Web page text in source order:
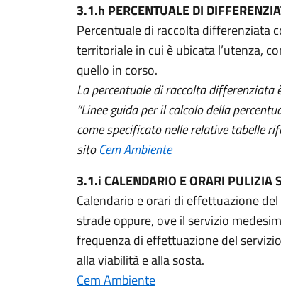
3.1.h PERCENTUALE DI
Percentuale di raccolta differenziata
territoriale in cui è ubicata l’utenza,
quello in corso.
La percentuale di raccolta
“Linee guida per il calcolo della
come specificato nelle relative tabelle
sitoCem Ambiente
3.1.i CALENDARIO E ORARI PULIZIA
Calendario e orari di effettuazione
strade oppure, ove il servizio
frequenza di effettuazione del
alla viabilità e alla sosta.
Cem Ambiente